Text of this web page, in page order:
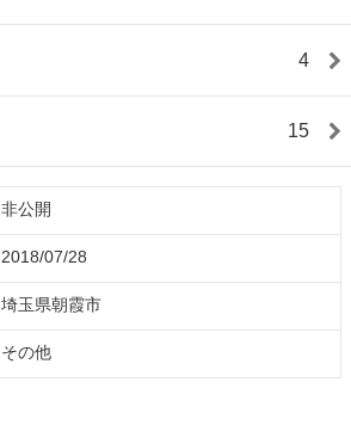
4
15
非公開
2018/07/28
埼玉県朝霞市
その他